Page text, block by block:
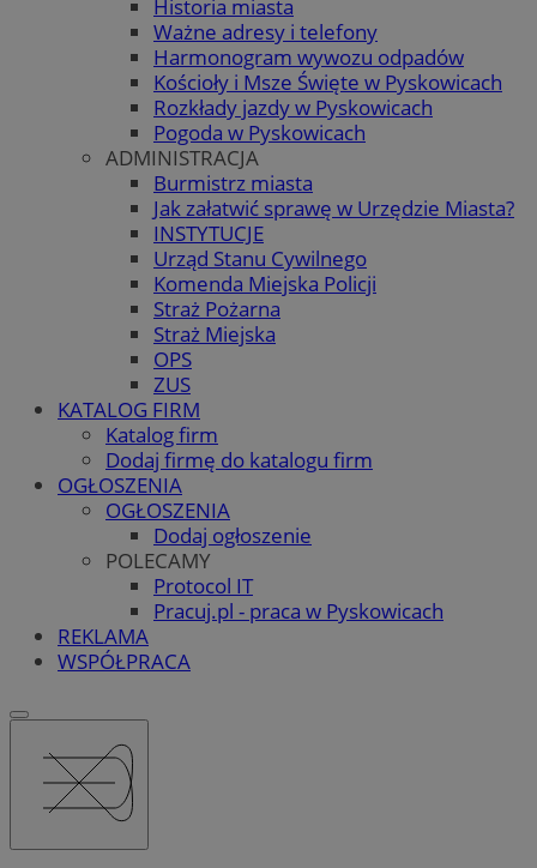
Historia miasta
Ważne adresy i telefony
Harmonogram wywozu odpadów
Kościoły i Msze Święte w Pyskowicach
Rozkłady jazdy w Pyskowicach
Pogoda w Pyskowicach
ADMINISTRACJA
Burmistrz miasta
Jak załatwić sprawę w Urzędzie Miasta?
INSTYTUCJE
Urząd Stanu Cywilnego
Komenda Miejska Policji
Straż Pożarna
Straż Miejska
OPS
ZUS
KATALOG FIRM
Katalog firm
Dodaj firmę do katalogu firm
OGŁOSZENIA
OGŁOSZENIA
Dodaj ogłoszenie
POLECAMY
Protocol IT
Pracuj.pl - praca w Pyskowicach
REKLAMA
WSPÓŁPRACA